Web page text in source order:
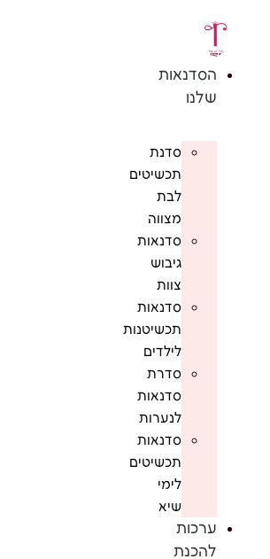
הסדנאות
שלנו
סדנת
תכשיטים
לבת
מצווה
סדנאות
גיבוש
צוות
סדנאות
תכשיטנות
לילדים
סדרת
סדנאות
לנערות
סדנאות
תכשיטים
לימי
שיא
ערכות
להכנת